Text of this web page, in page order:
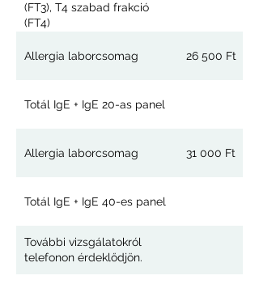
(FT3), T4 szabad frakció
(FT4)
Allergia laborcsomag 26 500 Ft
Totál IgE + IgE 20-as panel
Allergia laborcsomag 31 000 Ft
Totál IgE + IgE 40-es panel
További vizsgálatokról
telefonon érdeklődjön.